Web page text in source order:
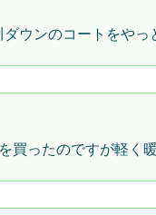
ウンのコートをやっ
買ったのですが軽く